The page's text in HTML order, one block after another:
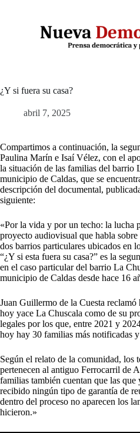
¿Y si fuera su casa?
abril 7, 2025
Compartimos a continuación, la
Paulina Marín e Isaí Vélez, con el
la situación de las familias del barrio
municipio de Caldas, que se
descripción del documental,
siguiente:
«Por la vida y por un techo: la lucha
proyecto audiovisual que habla
dos barrios particulares ubicados en
“¿Y si esta fuera su casa?” es la
en el caso particular del barrio La
municipio de Caldas desde hace 16
Juan Guillermo de la Cuesta
hoy yace La Chuscala como de su
legales por los que, entre 2021 y
hoy hay 30 familias más notificadas y
Según el relato de la comunidad, los
pertenecen al antiguo Ferrocarril de
familias también cuentan que las que
recibido ningún tipo de garantía de
dentro del proceso no aparecen los
hicieron.»